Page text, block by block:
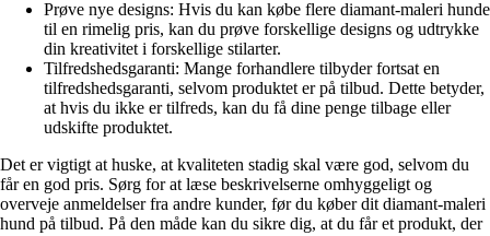
Prøve nye designs: Hvis du kan købe flere diamant-maleri hunde
til en rimelig pris, kan du prøve forskellige designs og udtrykke
din kreativitet i forskellige stilarter.
Tilfredshedsgaranti: Mange forhandlere tilbyder fortsat en
tilfredshedsgaranti, selvom produktet er på tilbud. Dette betyder,
at hvis du ikke er tilfreds, kan du få dine penge tilbage eller
udskifte produktet.
Det er vigtigt at huske, at kvaliteten stadig skal være god, selvom du
får en god pris. Sørg for at læse beskrivelserne omhyggeligt og
overveje anmeldelser fra andre kunder, før du køber dit diamant-maleri
hund på tilbud. På den måde kan du sikre dig, at du får et produkt, der